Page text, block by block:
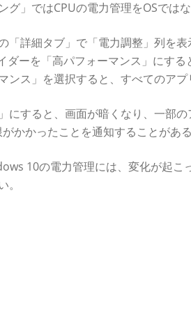
」ではCPUの電力管理をOSではな
「詳細タブ」で「電力調整」列を
ーを「高パフォーマンス」にする
ス」を選択すると、すべてのアプ
にすると、画面が暗くなり、一部
かかったことを通知することがある
10の電力管理には、変化が起こ